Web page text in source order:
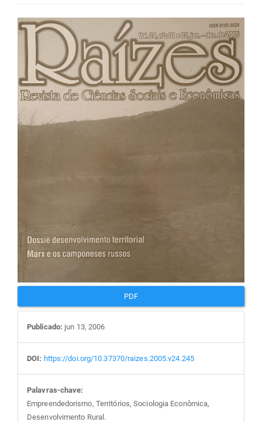
Barra
lateral
de
artigos
PDF
Publicado: jun 13, 2006
DOI: https://doi.org/10.37370/raizes.2005.v24.245
Palavras-chave:
Empreendedorismo, Territórios, Sociologia Econômica,
Desenvolvimento Rural.